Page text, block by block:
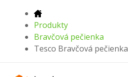
Produkty
Bravčová pečienka
Tesco Bravčová pečienka